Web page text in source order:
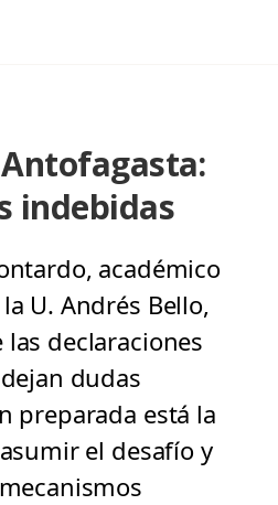
indebidas
académico
U. Andrés Bello,
declaraciones
dudas
preparada está la
el desafío y